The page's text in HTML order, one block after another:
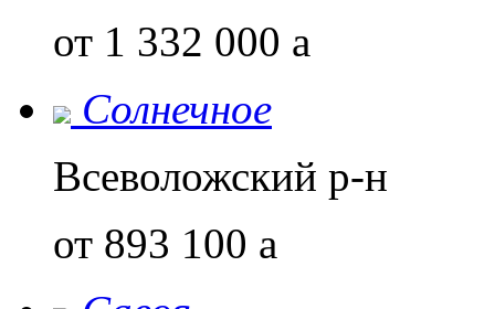
от 1 332 000 a
Солнечное
Всеволожский р-н
от 893 100 a